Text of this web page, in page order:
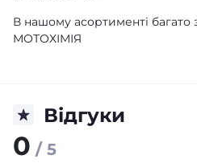
В нашому асортименті багато
МОТОХІМІЯ
Відгуки
0 / 5